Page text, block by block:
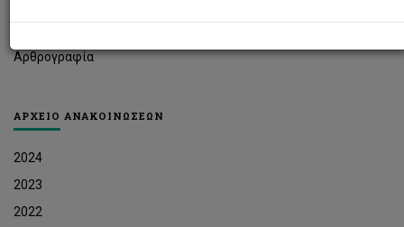
Αρθρογραφία
ΑΡΧΕΙΟ ΑΝΑΚΟΙΝΩΣΕΩΝ
2024
2023
2022